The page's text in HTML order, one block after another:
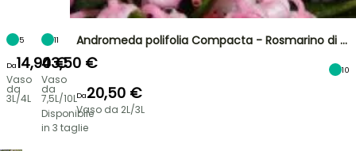
5
Da14,90 €
Vaso
da
3L/4L
11
43,50 €
Vaso
da
7,5L/10L
Disponibile
in 3 taglie
Andromeda polifolia Compacta - Rosmarino di …
10
Da20,50 €
Vaso da 2L/3L